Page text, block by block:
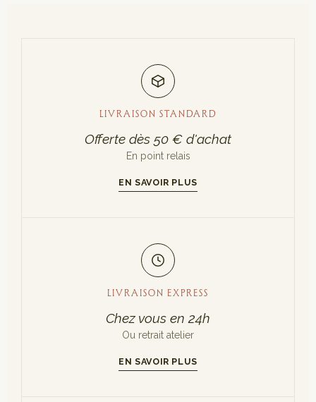
LIVRAISON STANDARD
Offerte dès 50 € d'achat
En point relais
EN SAVOIR PLUS
LIVRAISON EXPRESS
Chez vous en 24h
Ou retrait atelier
EN SAVOIR PLUS